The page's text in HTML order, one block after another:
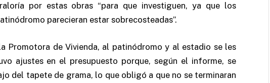
por estas obras “para que investiguen, ya que los
parecieran estar sobrecosteadas”.
Promotora de Vivienda, al patinódromo y al estadio se les
ajustes en el presupuesto porque, según el informe, se
del tapete de grama, lo que obligó a que no se terminaran